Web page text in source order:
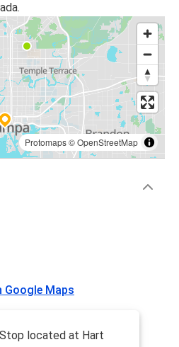
FL
FL
Protomaps©OpenStreetMap
Google Maps
located at Hart